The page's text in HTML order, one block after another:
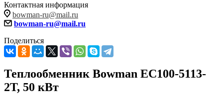
Контактная информация
bowman-ru@mail.ru
bowman-ru@mail.ru
Поделиться
Теплообменник Bowman EC100-5113-
2T, 50 кВт